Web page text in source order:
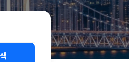
정과 예산에 맞는 차량을 선택할 수 있도